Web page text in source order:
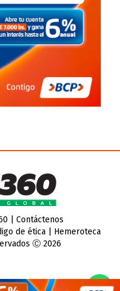
| Contáctenos
de ética| Hemeroteca
Ⓒ 2026